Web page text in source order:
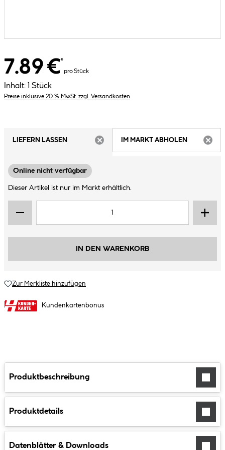
7.89 €*
pro Stück
Inhalt: 1 Stück
Preise inklusive 20 % MwSt. zzgl. Versandkosten
LIEFERN LASSEN
IM MARKT ABHOLEN
Online nicht verfügbar
Dieser Artikel ist nur im Markt erhältlich.
IN DEN WARENKORB
Zur Merkliste hinzufügen
Kundenkartenbonus
Produktbeschreibung
Produktdetails
Datenblätter & Downloads